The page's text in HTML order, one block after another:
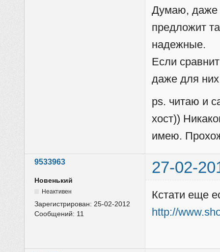
Думаю, даже
предложит
надежные.
Если
даже для
ps. читаю и
хост))
имею.
9533963 27-02-
Новенький
Неактивен
Зарегистрирован: 25-02-2012
Сообщений: 11
Кстати еще
http://